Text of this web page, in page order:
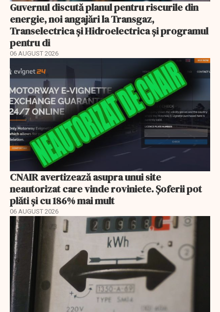
Guvernul discută planul pentru riscurile din
energie, noi angajări la Transgaz,
Transelectrica și Hidroelectrica și programul
pentru di
06 AUGUST 2026
CNAIR avertizează asupra unui site
neautorizat care vinde roviniete. Șoferii pot
plăti și cu 186% mai mult
06 AUGUST 2026